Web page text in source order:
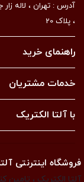
آدرس : تهران ، لاله
، پلاک 20
راهنمای خرید
خدمات مشتریان
با آلتا الکتریک
فروشگاه اینترنتی
آلتا الکتریک ، تامین